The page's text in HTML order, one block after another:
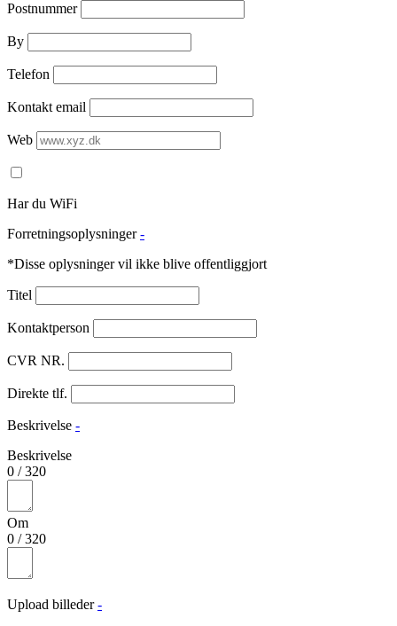
Postnummer
By
Telefon
Kontakt email
Web
Har du WiFi
Forretningsoplysninger -
*Disse oplysninger vil ikke blive offentliggjort
Titel
Kontaktperson
CVR NR.
Direkte tlf.
Beskrivelse -
Beskrivelse
0 /320
Om
0 /320
Upload billeder -